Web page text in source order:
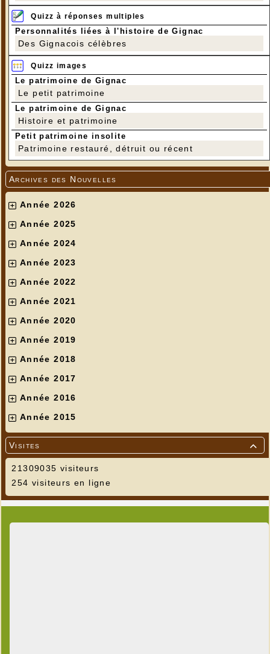
Quizz à réponses multiples
Personnalités liées à l'histoire de Gignac
Des Gignacois célèbres
Quizz images
Le patrimoine de Gignac
Le petit patrimoine
Le patrimoine de Gignac
Histoire et patrimoine
Petit patrimoine insolite
Patrimoine restauré, détruit ou récent
Archives des Nouvelles
Année 2026
Année 2025
Année 2024
Année 2023
Année 2022
Année 2021
Année 2020
Année 2019
Année 2018
Année 2017
Année 2016
Année 2015

Visites
21309035 visiteurs
254 visiteurs en ligne